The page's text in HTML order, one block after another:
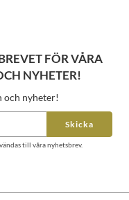
FÖR VÅRA
NYHETER!
och nyheter!
Skicka
till våra nyhetsbrev.